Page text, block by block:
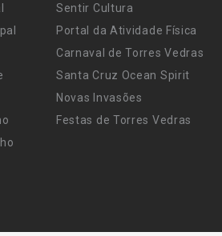
Sentir Cultura
Portal da Atividade Física
Carnaval de Torres Vedras
Santa Cruz Ocean Spirit
Novas Invasões
Festas de Torres Vedras